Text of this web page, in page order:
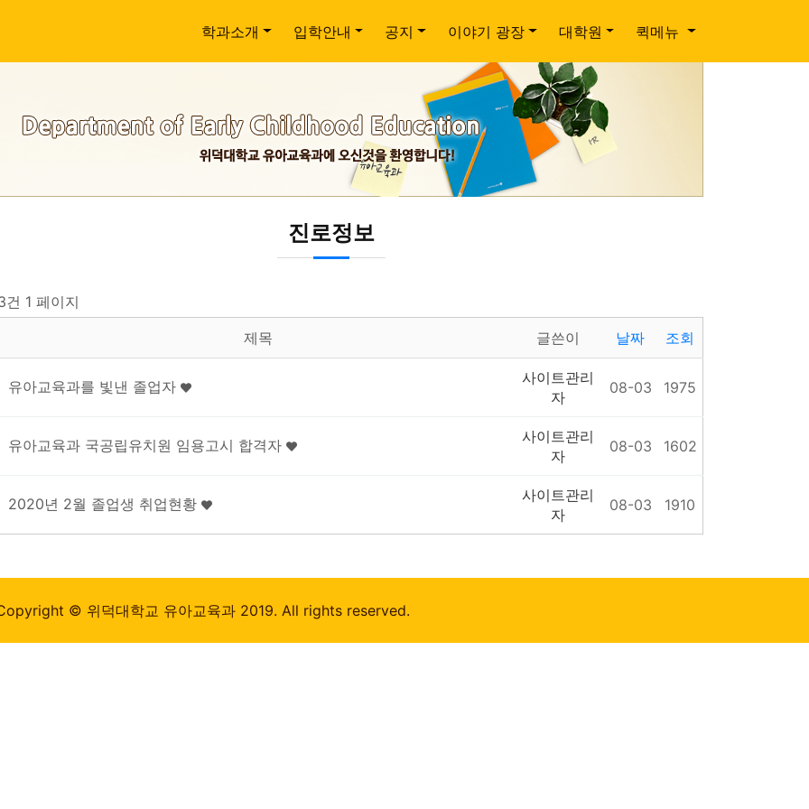
학과소개 입학안내 공지 이야기 광장 대학원 퀵메뉴
진로정보
건 1 페이지
제목
글쓴이 날짜 조회
유아교육과를 빛낸 졸업자
사이트관리
자
08-03 1975
유아교육과 국공립유치원 임용고시 합격자
사이트관리
자
08-03 1602
2020년 2월 졸업생 취업현황
사이트관리
자
08-03 1910
© 위덕대학교 유아교육과 2019. All rights reserved.